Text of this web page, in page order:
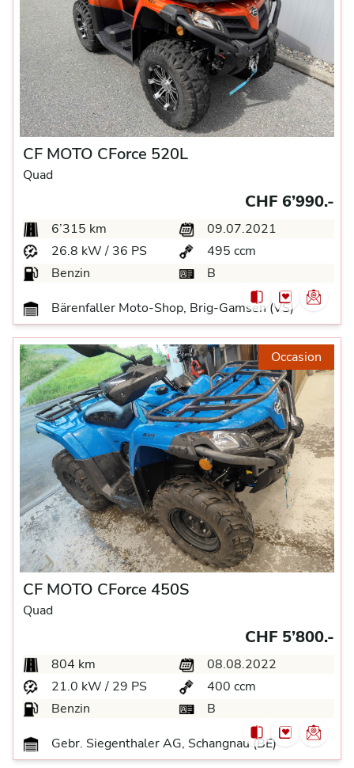
CF MOTO CForce 520L
Quad
CHF 6’990.-
6’315 km
09.07.2021
26.8 kW / 36 PS
495 ccm
Benzin
B
Bärenfaller Moto-Shop, Brig-Gamsen (VS)
Occasion
CF MOTO CForce 450S
Quad
CHF 5’800.-
804 km
08.08.2022
21.0 kW / 29 PS
400 ccm
Benzin
B
Gebr. Siegenthaler AG, Schangnau (BE)